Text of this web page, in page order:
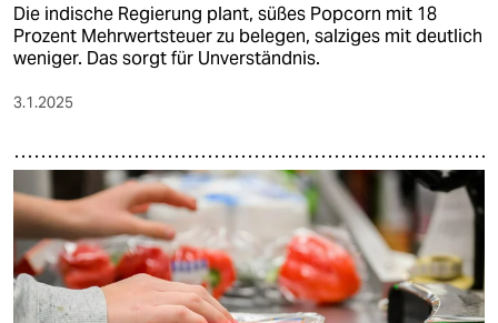
Die indische Regierung plant, süßes Popcorn mit 18
Prozent Mehrwertsteuer zu belegen, salziges mit deutlich
weniger. Das sorgt für Unverständnis.
3.1.2025